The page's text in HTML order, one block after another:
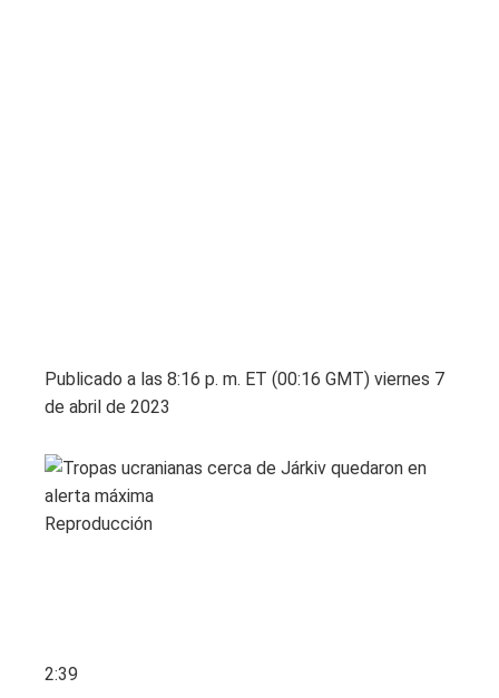
Publicado a las 8:16 p. m. ET (00:16 GMT) viernes 7
de abril de 2023
Reproducción
2:39